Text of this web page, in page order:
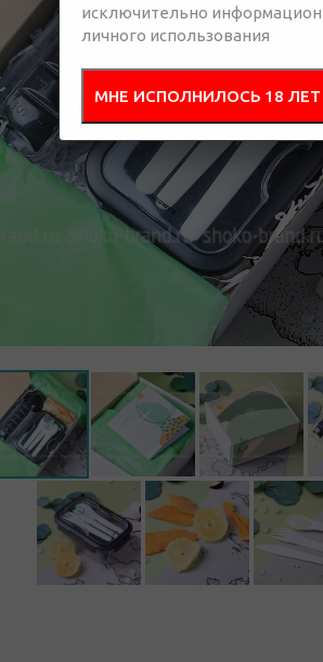
исключительно
личного использования
МНЕ ИСПОЛНИЛОСЬ 18 ЛЕТ